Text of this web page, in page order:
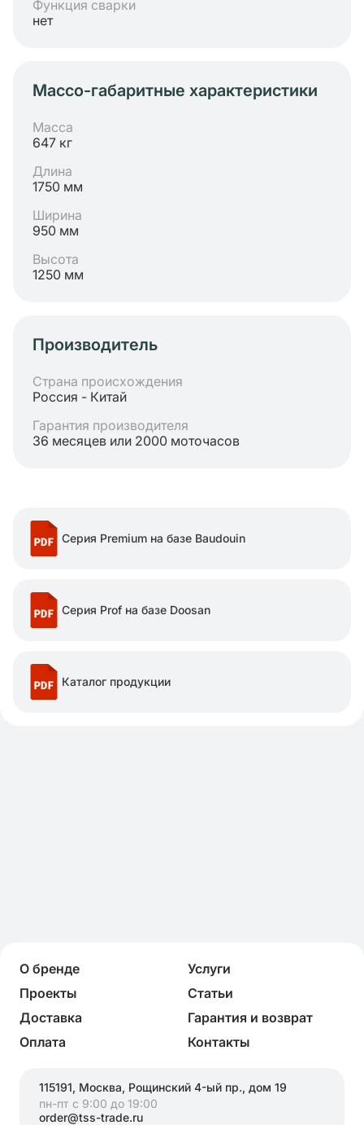
Функция сварки
нет
Массо-габаритные характеристики
Масса
647 кг
Длина
1750 мм
Ширина
950 мм
Высота
1250 мм
Производитель
Страна происхождения
Россия - Китай
Гарантия производителя
36 месяцев или 2000 моточасов
Серия Premium на базе Baudouin
Серия Prof на базе Doosan
Каталог продукции
О бренде
Услуги
Проекты
Статьи
Доставка
Гарантия и возврат
Оплата
Контакты
115191, Москва, Рощинский 4-ый пр., дом 19
пн-пт с 9:00 до 19:00
order@tss-trade.ru